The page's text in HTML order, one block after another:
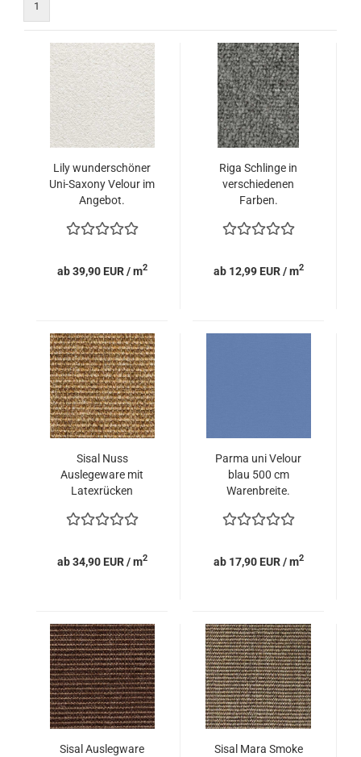
1
Lily wunderschöner
Uni-Saxony Velour im
Angebot.
ab 39,90 EUR / m2
Riga Schlinge in
verschiedenen
Farben.
ab 12,99 EUR / m2
Sisal Nuss
Auslegeware mit
Latexrücken
ab 34,90 EUR / m2
Parma uni Velour
blau 500 cm
Warenbreite.
ab 17,90 EUR / m2
Sisal Auslegware
Sisal Mara Smoke